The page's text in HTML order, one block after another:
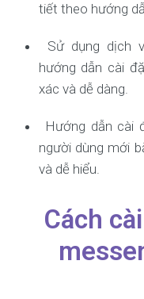
tiết theo hướng
Sử dụng dịch
hướng dẫn cài
xác và dễ dàng.
Hướng dẫn cài
người dùng mới
và dễ hiểu.
Cách